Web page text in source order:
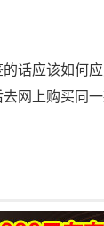
话应该如何
网上购买同